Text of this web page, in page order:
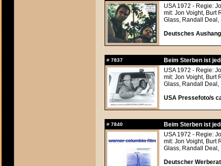
USA 1972 - Regie:
mit: Jon Voight, Burt
Glass, Randall Deal,
Deutsches
# 7837
Beim Sterben ist
USA 1972 - Regie:
mit: Jon Voight, Burt
Glass, Randall Deal,
USA Pressefoto/s
# 7840
Beim Sterben ist
USA 1972 - Regie:
mit: Jon Voight, Burt
Glass, Randall Deal,
Deutscher